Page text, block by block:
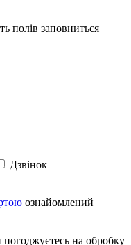
полів заповниться
Дзвінок
ознайомлений
на обробку